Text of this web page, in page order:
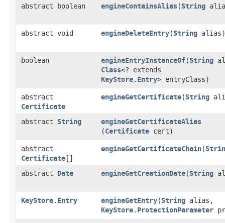
abstract boolean engineContainsAlias​(String
abstract void engineDeleteEntry​(String alias)
boolean engineEntryInstanceOf​(String
Class<? extends
KeyStore.Entry> entryClass)
abstract
Certificate
engineGetCertificate​(String
abstract String engineGetCertificateAlias
(Certificate cert)
abstract
Certificate []
engineGetCertificateChain​(
abstract Date engineGetCreationDate​(String
KeyStore.Entry engineGetEntry​(String alias,
KeyStore.ProtectionParameter